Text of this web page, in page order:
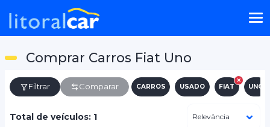
Comprar Carros Fiat Uno
Filtrar Comparar CARROS USADO FIAT UNO
Total de veículos: 1